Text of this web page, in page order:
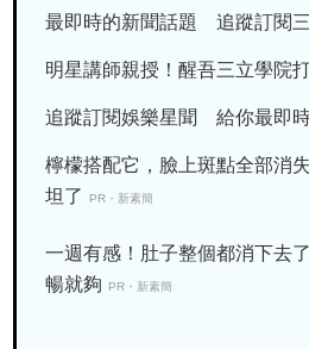
最即時的新聞話題 追蹤訂閱
明星講師親授！醒吾三立學院
追蹤訂閱娛樂星聞 給你最即
檸檬搭配它，臉上斑點全部消
坦了
PR・新素簡
一週有感！肚子整個都消下去
暢就夠
PR・新素簡